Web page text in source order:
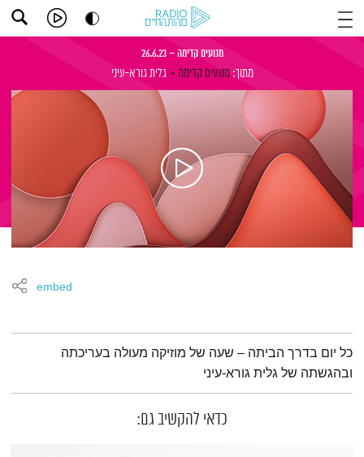
מנועים קדימה – 26.6.23
מתוך: מנועים קדימה גלית גורא-עיני
embed
תמצית הפודקאסט
כל יום בדרך הביתה – שעה של מוזיקה מעולה בעריכתה
ובהגשתה של גלית גורא-עיני
כדאי להקשיב גם: